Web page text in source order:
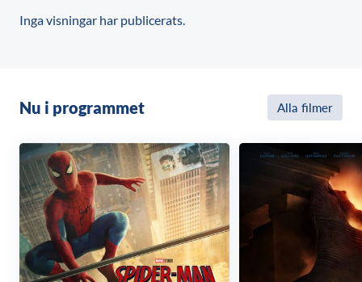
Inga visningar har publicerats.
Nu i programmet Alla filmer